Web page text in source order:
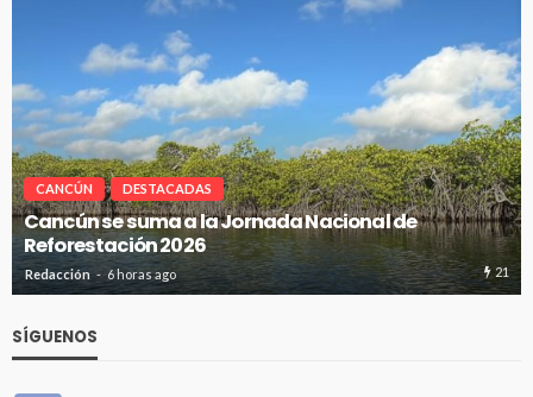
CANCÚN DESTACADAS
Cancún se suma a la Jornada Nacional de
Reforestación 2026
Redacción 6 horas ago 21
SÍGUENOS